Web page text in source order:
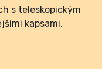
s teleskopickým
kapsami.